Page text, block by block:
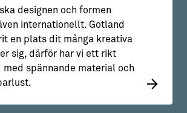
designen och formen
internationellt. Gotland
en plats dit många kreativa
sig, därför har vi ett rikt
med spännande material och